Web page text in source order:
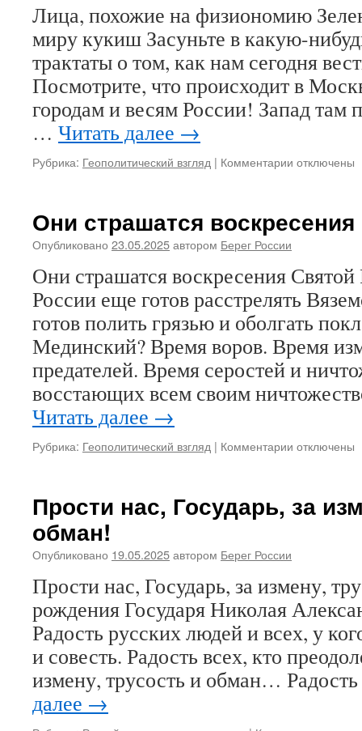
Лица, похожие на физиономию
миру кукиш Засуньте в какую-
трактаты о том, как нам сегодня
Посмотрите, что происходит в
городам и весям России! Запад там
… Читать далее →
Рубрика: Геополитический взгляд | Комментарии к
на
показывают
миру
кукиш
отключены
Они страшатся
Опубликовано 23.05.2025автором Берег России
Они страшатся воскресения Святой
России еще готов расстрелять
готов полить грязью и оболгать
Мединский? Время воров. Время
предателей. Время серостей и
восстающих всем своим
Читать далее →
Рубрика: Геополитический взгляд | Комментарии к
воскресения
отключены
Прости нас, Государь, за
обман!
Опубликовано 19.05.2025автором Берег России
Прости нас, Государь, за измену,
рождения Государя Николая
Радость русских людей и всех, у
и совесть. Радость всех, кто
измену, трусость и обман…
далее →